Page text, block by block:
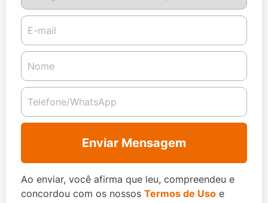
Enviar Mensagem
Ao enviar, você afirma que leu, compreendeu e
concordou com os nossos Termos de Uso e